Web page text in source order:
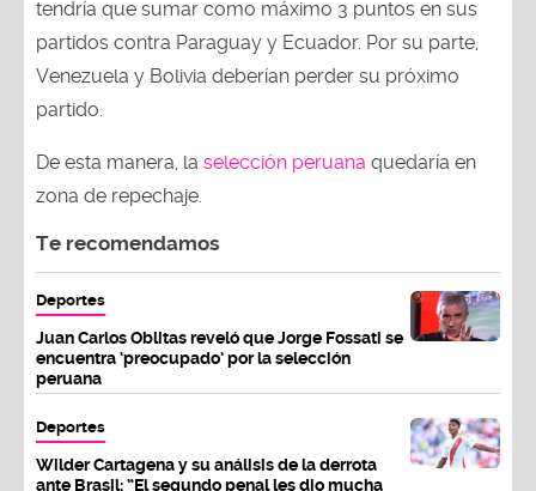
tendría que sumar como máximo 3 puntos en sus
partidos contra Paraguay y Ecuador. Por su parte,
Venezuela y Bolivia deberían perder su próximo
partido.
De esta manera, la selección peruana quedaría en
zona de repechaje.
Te recomendamos
Deportes
Juan Carlos Oblitas reveló que Jorge Fossati se
encuentra ‘preocupado’ por la selección
peruana
Deportes
Wilder Cartagena y su análisis de la derrota
ante Brasil: “El segundo penal les dio mucha